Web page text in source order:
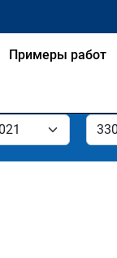
Примеры работ